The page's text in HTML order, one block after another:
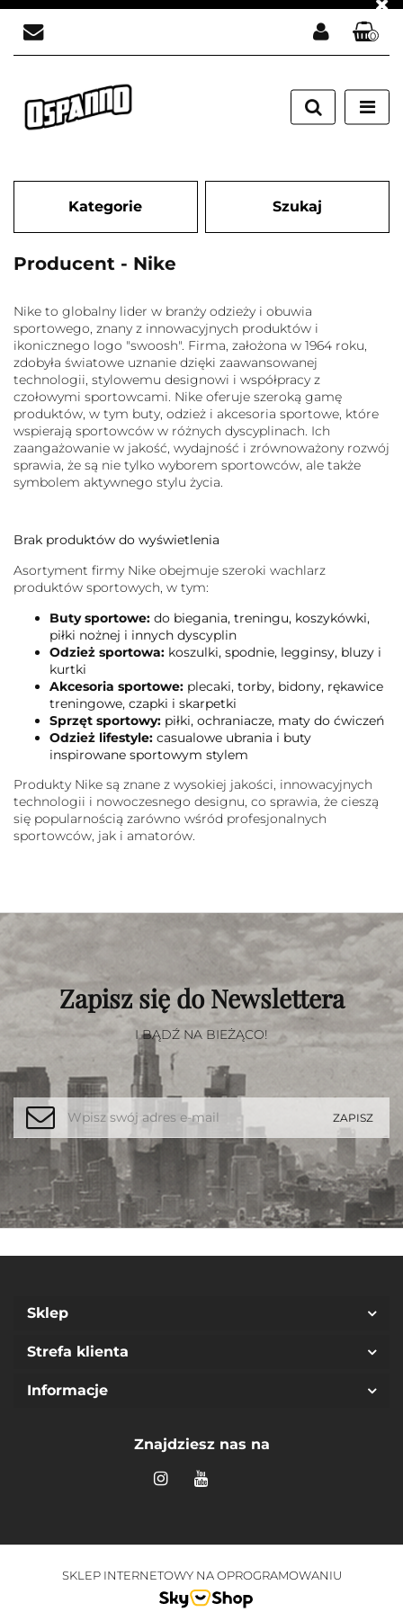
Załóż konto
0
Kategorie Szukaj
Producent - Nike
Nike to globalny lider w branży odzieży i obuwia
sportowego, znany z innowacyjnych produktów i
ikonicznego logo "swoosh". Firma, założona w 1964 roku,
zdobyła światowe uznanie dzięki zaawansowanej
technologii, stylowemu designowi i współpracy z
czołowymi sportowcami. Nike oferuje szeroką gamę
produktów, w tym buty, odzież i akcesoria sportowe, które
wspierają sportowców w różnych dyscyplinach. Ich
zaangażowanie w jakość, wydajność i zrównoważony rozwój
sprawia, że są nie tylko wyborem sportowców, ale także
symbolem aktywnego stylu życia.
Brak produktów do wyświetlenia
Asortyment firmy Nike obejmuje szeroki wachlarz
produktów sportowych, w tym:
Buty sportowe: do biegania, treningu, koszykówki,
piłki nożnej i innych dyscyplin
Odzież sportowa: koszulki, spodnie, legginsy, bluzy i
kurtki
Akcesoria sportowe: plecaki, torby, bidony, rękawice
treningowe, czapki i skarpetki
Sprzęt sportowy: piłki, ochraniacze, maty do ćwiczeń
Odzież lifestyle: casualowe ubrania i buty
inspirowane sportowym stylem
Produkty Nike są znane z wysokiej jakości, innowacyjnych
technologii i nowoczesnego designu, co sprawia, że cieszą
się popularnością zarówno wśród profesjonalnych
sportowców, jak i amatorów.
Zapisz się do Newslettera
I BĄDŹ NA BIEŻĄCO!
Sklep
Strefa klienta
Informacje
Znajdziesz nas na
SKLEP INTERNETOWY NA OPROGRAMOWANIU